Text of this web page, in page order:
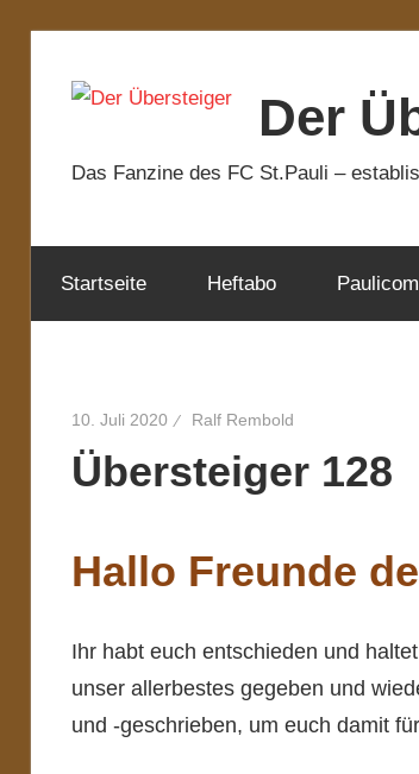
Inhalt
Der
Das Fanzine des FC St.Pauli –
Startseite Heftabo
10. Juli 2020 Ralf Rembold
Übersteiger 128
Hallo Freunde
Ihr habt euch entschieden und
unser allerbestes gegeben und
und -geschrieben, um euch damit